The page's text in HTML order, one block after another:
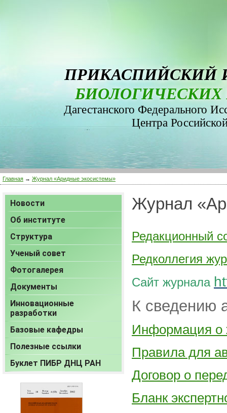
ПРИКАСПИЙСКИЙ
БИОЛОГИЧЕСКИХ
Дагестанского Федерального
Центра
Главная → Журнал «Аридные экосистемы»
Новости
Об институте
Структура
Ученый совет
Фотогалерея
Документы
Инновационные
разработки
Базовые кафедры
Полезные ссылки
Буклет ПИБР ДНЦ РАН
Журнал
Редакционный
Редколлегия
Сайт журнала
К сведению
Информация о
Правила для
Договор о
Бланк